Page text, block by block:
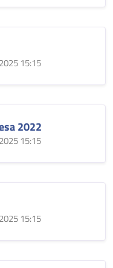
15:15
2022
15:15
15:15